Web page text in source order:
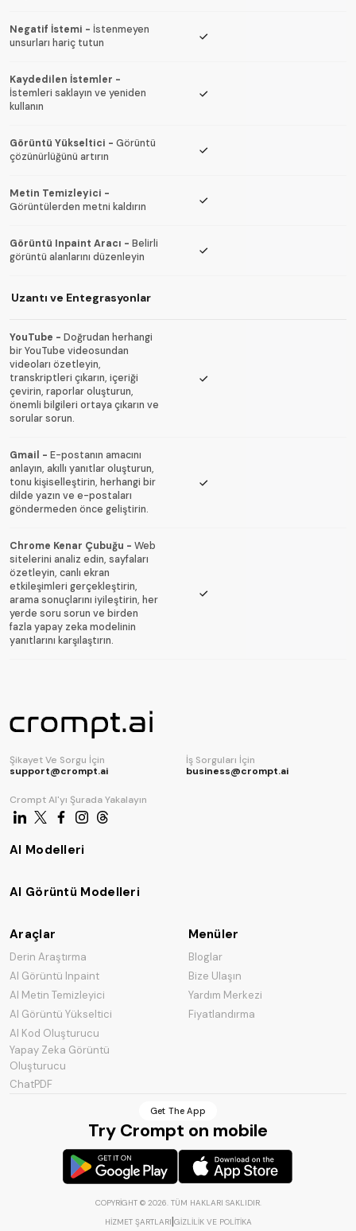
Negatif İstemi - İstenmeyen
unsurları hariç tutun
Kaydedilen İstemler -
İstemleri saklayın ve yeniden
kullanın
Görüntü Yükseltici - Görüntü
çözünürlüğünü artırın
Metin Temizleyici -
Görüntülerden metni kaldırın
Görüntü Inpaint Aracı - Belirli
görüntü alanlarını düzenleyin
Uzantı ve Entegrasyonlar
YouTube - Doğrudan herhangi
bir YouTube videosundan
videoları özetleyin,
transkriptleri çıkarın, içeriği
çevirin, raporlar oluşturun,
önemli bilgileri ortaya çıkarın ve
sorular sorun.
Gmail - E-postanın amacını
anlayın, akıllı yanıtlar oluşturun,
tonu kişiselleştirin, herhangi bir
dilde yazın ve e-postaları
göndermeden önce geliştirin.
Chrome Kenar Çubuğu - Web
sitelerini analiz edin, sayfaları
özetleyin, canlı ekran
etkileşimleri gerçekleştirin,
arama sonuçlarını iyileştirin, her
yerde soru sorun ve birden
fazla yapay zeka modelinin
yanıtlarını karşılaştırın.
Şikayet Ve Sorgu İçin
support@crompt.ai
İş Sorguları İçin
business@crompt.ai
Crompt AI'yı Şurada Yakalayın
AI Modelleri
AI Görüntü Modelleri
Araçlar
Derin Araştırma
AI Görüntü Inpaint
AI Metin Temizleyici
AI Görüntü Yükseltici
AI Kod Oluşturucu
Yapay Zeka Görüntü
Oluşturucu
ChatPDF
Menüler
Bloglar
Bize Ulaşın
Yardım Merkezi
Fiyatlandırma
Get The App
Try Crompt on mobile
COPYRIGHT © 2026. TÜM HAKLARI SAKLIDIR.
HIZMET ŞARTLARI|GIZLILIK VE POLITIKA